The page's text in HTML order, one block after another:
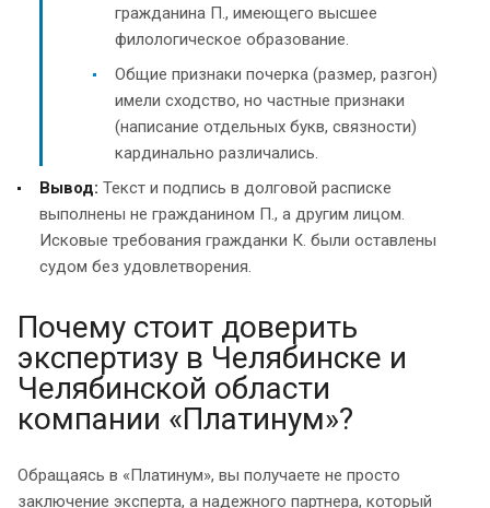
гражданина П., имеющего высшее
филологическое образование.
Общие признаки почерка (размер, разгон)
имели сходство, но частные признаки
(написание отдельных букв, связности)
кардинально различались.
Вывод: Текст и подпись в долговой расписке
выполнены не гражданином П., а другим лицом.
Исковые требования гражданки К. были оставлены
судом без удовлетворения.
Почему стоит доверить
экспертизу в Челябинске и
Челябинской области
компании «Платинум»?
Обращаясь в «Платинум», вы получаете не просто
заключение эксперта, а надежного партнера, который